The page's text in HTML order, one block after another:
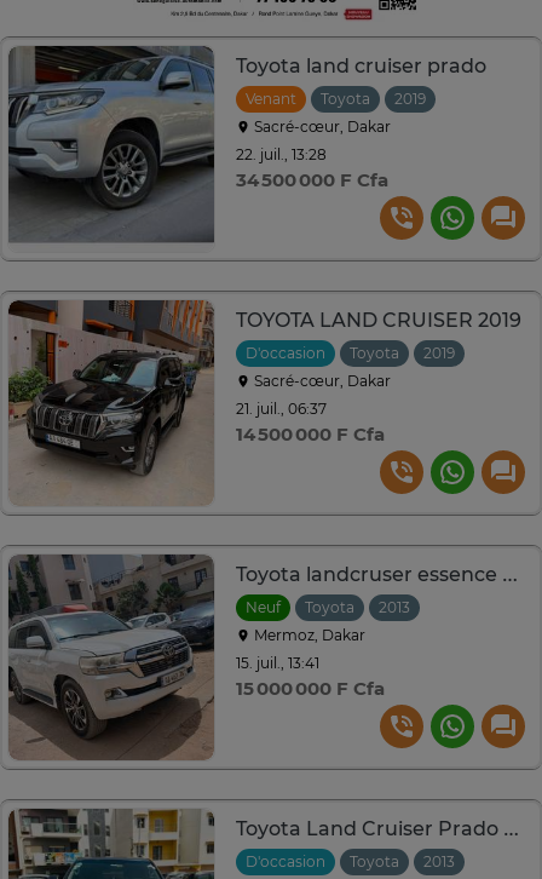
Toyota land cruiser prado
Venant Toyota 2019
Sacré-cœur, Dakar
22. juil., 13:28
34 500 000 F Cfa
TOYOTA LAND CRUISER 2019
D'occasion Toyota 2019
Sacré-cœur, Dakar
21. juil., 06:37
14 500 000 F Cfa
Toyota landcruser essence automatique v6 economie
Neuf Toyota 2013
Mermoz, Dakar
15. juil., 13:41
15 000 000 F Cfa
Toyota Land Cruiser Prado 60th
D'occasion Toyota 2013